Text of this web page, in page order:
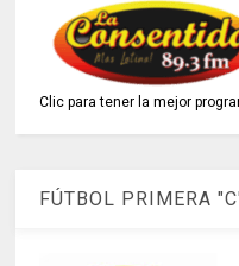
Clic para tener la mejor
FÚTBOL PRIMERA